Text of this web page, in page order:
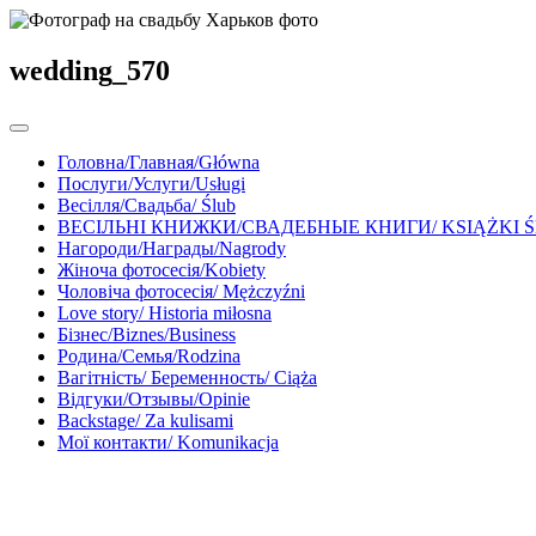
wedding_570
Головна/Главная/Główna
Послуги/Услуги/Usługi
Весілля/Свадьба/ Ślub
ВЕСІЛЬНІ КНИЖКИ/СВАДЕБНЫЕ КНИГИ/ KSIĄŻKI
Нагороди/Награды/Nagrody
Жіноча фотосесія/Kobiety
Чоловіча фотосесія/ Mężczyźni
Love story/ Historia miłosna
Бізнес/Biznes/Business
Родина/Семья/Rodzina
Вагітність/ Беременность/ Ciąża
Відгуки/Отзывы/Opinie
Backstage/ Za kulisami
Мої контакти/ Komunikacja